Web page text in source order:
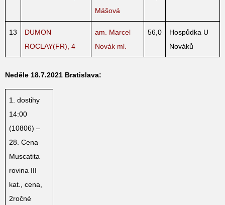
Mášová
13
DUMON
ROCLAY(FR), 4
am. Marcel
Novák ml.
56,0
Hospůdka U
Nováků
Neděle 18.7.2021 Bratislava:
1. dostihy
14:00
(10806) –
28. Cena
Muscatita
rovina III
kat., cena,
2ročné